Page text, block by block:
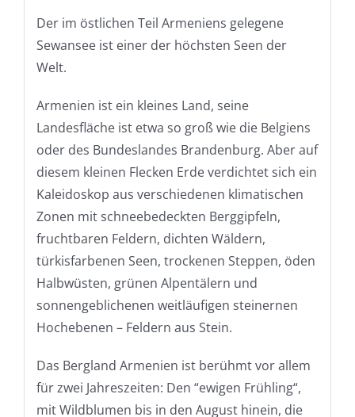
Der im östlichen Teil Armeniens gelegene
Sewansee ist einer der höchsten Seen der
Welt.
Armenien ist ein kleines Land, seine
Landesfläche ist etwa so groß wie die Belgiens
oder des Bundeslandes Brandenburg. Aber auf
diesem kleinen Flecken Erde verdichtet sich ein
Kaleidoskop aus verschiedenen klimatischen
Zonen mit schneebedeckten Berggipfeln,
fruchtbaren Feldern, dichten Wäldern,
türkisfarbenen Seen, trockenen Steppen, öden
Halbwüsten, grünen Alpentälern und
sonnengeblichenen weitläufigen steinernen
Hochebenen – Feldern aus Stein.
Das Bergland Armenien ist berühmt vor allem
für zwei Jahreszeiten: Den “ewigen Frühling“,
mit Wildblumen bis in den August hinein, die